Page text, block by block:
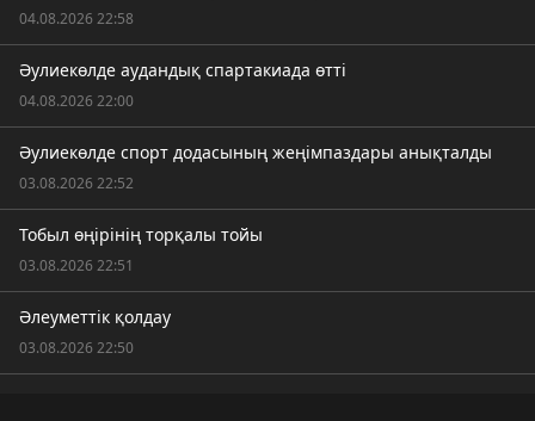
04.08.2026 22:58
Әулиекөлде аудандық спартакиада өтті
04.08.2026 22:00
Әулиекөлде спорт додасының жеңімпаздары анықталды
03.08.2026 22:52
Тобыл өңірінің торқалы тойы
03.08.2026 22:51
Әлеуметтік қолдау
03.08.2026 22:50